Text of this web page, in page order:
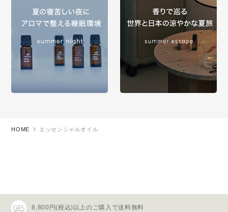
HOME エッセンシャルオイル
8,800円(税込)以上のご購入で送料無料